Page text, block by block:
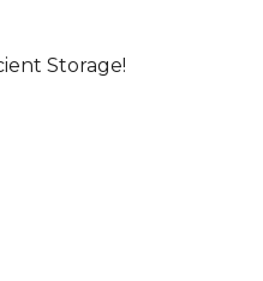
Storage!